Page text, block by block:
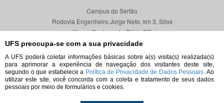
UFS preocupa-se com a sua privacidade
A UFS poderá coletar informações básicas sobre a(s) visita(s) realizada(s)
para aprimorar a experiência de navegação dos visitantes deste site,
segundo o que estabelece a Política de Privacidade de Dados Pessoais. Ao
utilizar este site, você concorda com a coleta e tratamento de seus dados
pessoais por meio de formulários e cookies.
Campus do Sertão
Rodovia Engenheiro Jorge Neto, km 3, Silos
Nossa Senhora da Glória/SE
CEP 49680-000
Localização